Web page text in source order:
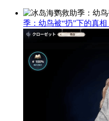
季：幼鸟被“扔”下的真相